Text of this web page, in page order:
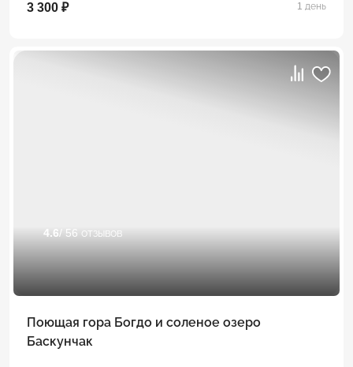
3 300 ₽ 1 день
4.6/ 56 отзывов
Поющая гора Богдо и соленое озеро
Баскунчак